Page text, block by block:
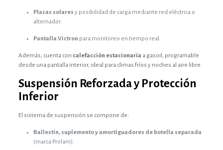
Placas solares y posibilidad de carga mediante red eléctrica o
alternador.
Pantalla Victron para monitoreo en tiempo real.
Además, cuenta con calefacción estacionaria a gasoil, programable
desde una pantalla interior, ideal para climas fríos y noches al aire libre.
Suspensión Reforzada y Protección
Inferior
El sistema de suspensión se compone de:
Ballestín, suplemento y amortiguadores de botella separada
(marca Prolam).